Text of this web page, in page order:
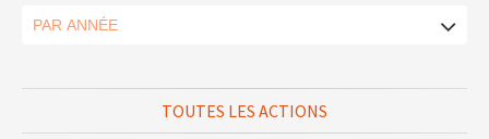
TOUTES LES ACTIONS